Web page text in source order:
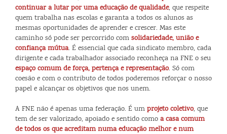
continuar a lutar por uma educação de qualidade, que respeite
quem trabalha nas escolas e garanta a todos os alunos as
mesmas oportunidades de aprender e crescer. Mas este
caminho só pode ser percorrido com solidariedade, união e
confiança mútua. É essencial que cada sindicato membro, cada
dirigente e cada trabalhador associado reconheça na FNE o seu
espaço comum de força, pertença e representação. Só com
coesão e com o contributo de todos poderemos reforçar o nosso
papel e alcançar os objetivos que nos unem.
A FNE não é apenas uma federação. É um projeto coletivo, que
tem de ser valorizado, apoiado e sentido como a casa comum
de todos os que acreditam numa educação melhor e num